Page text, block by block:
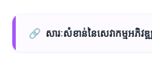
🔗 សារៈសំខាន់នៃសេវាកម្មអភិវ